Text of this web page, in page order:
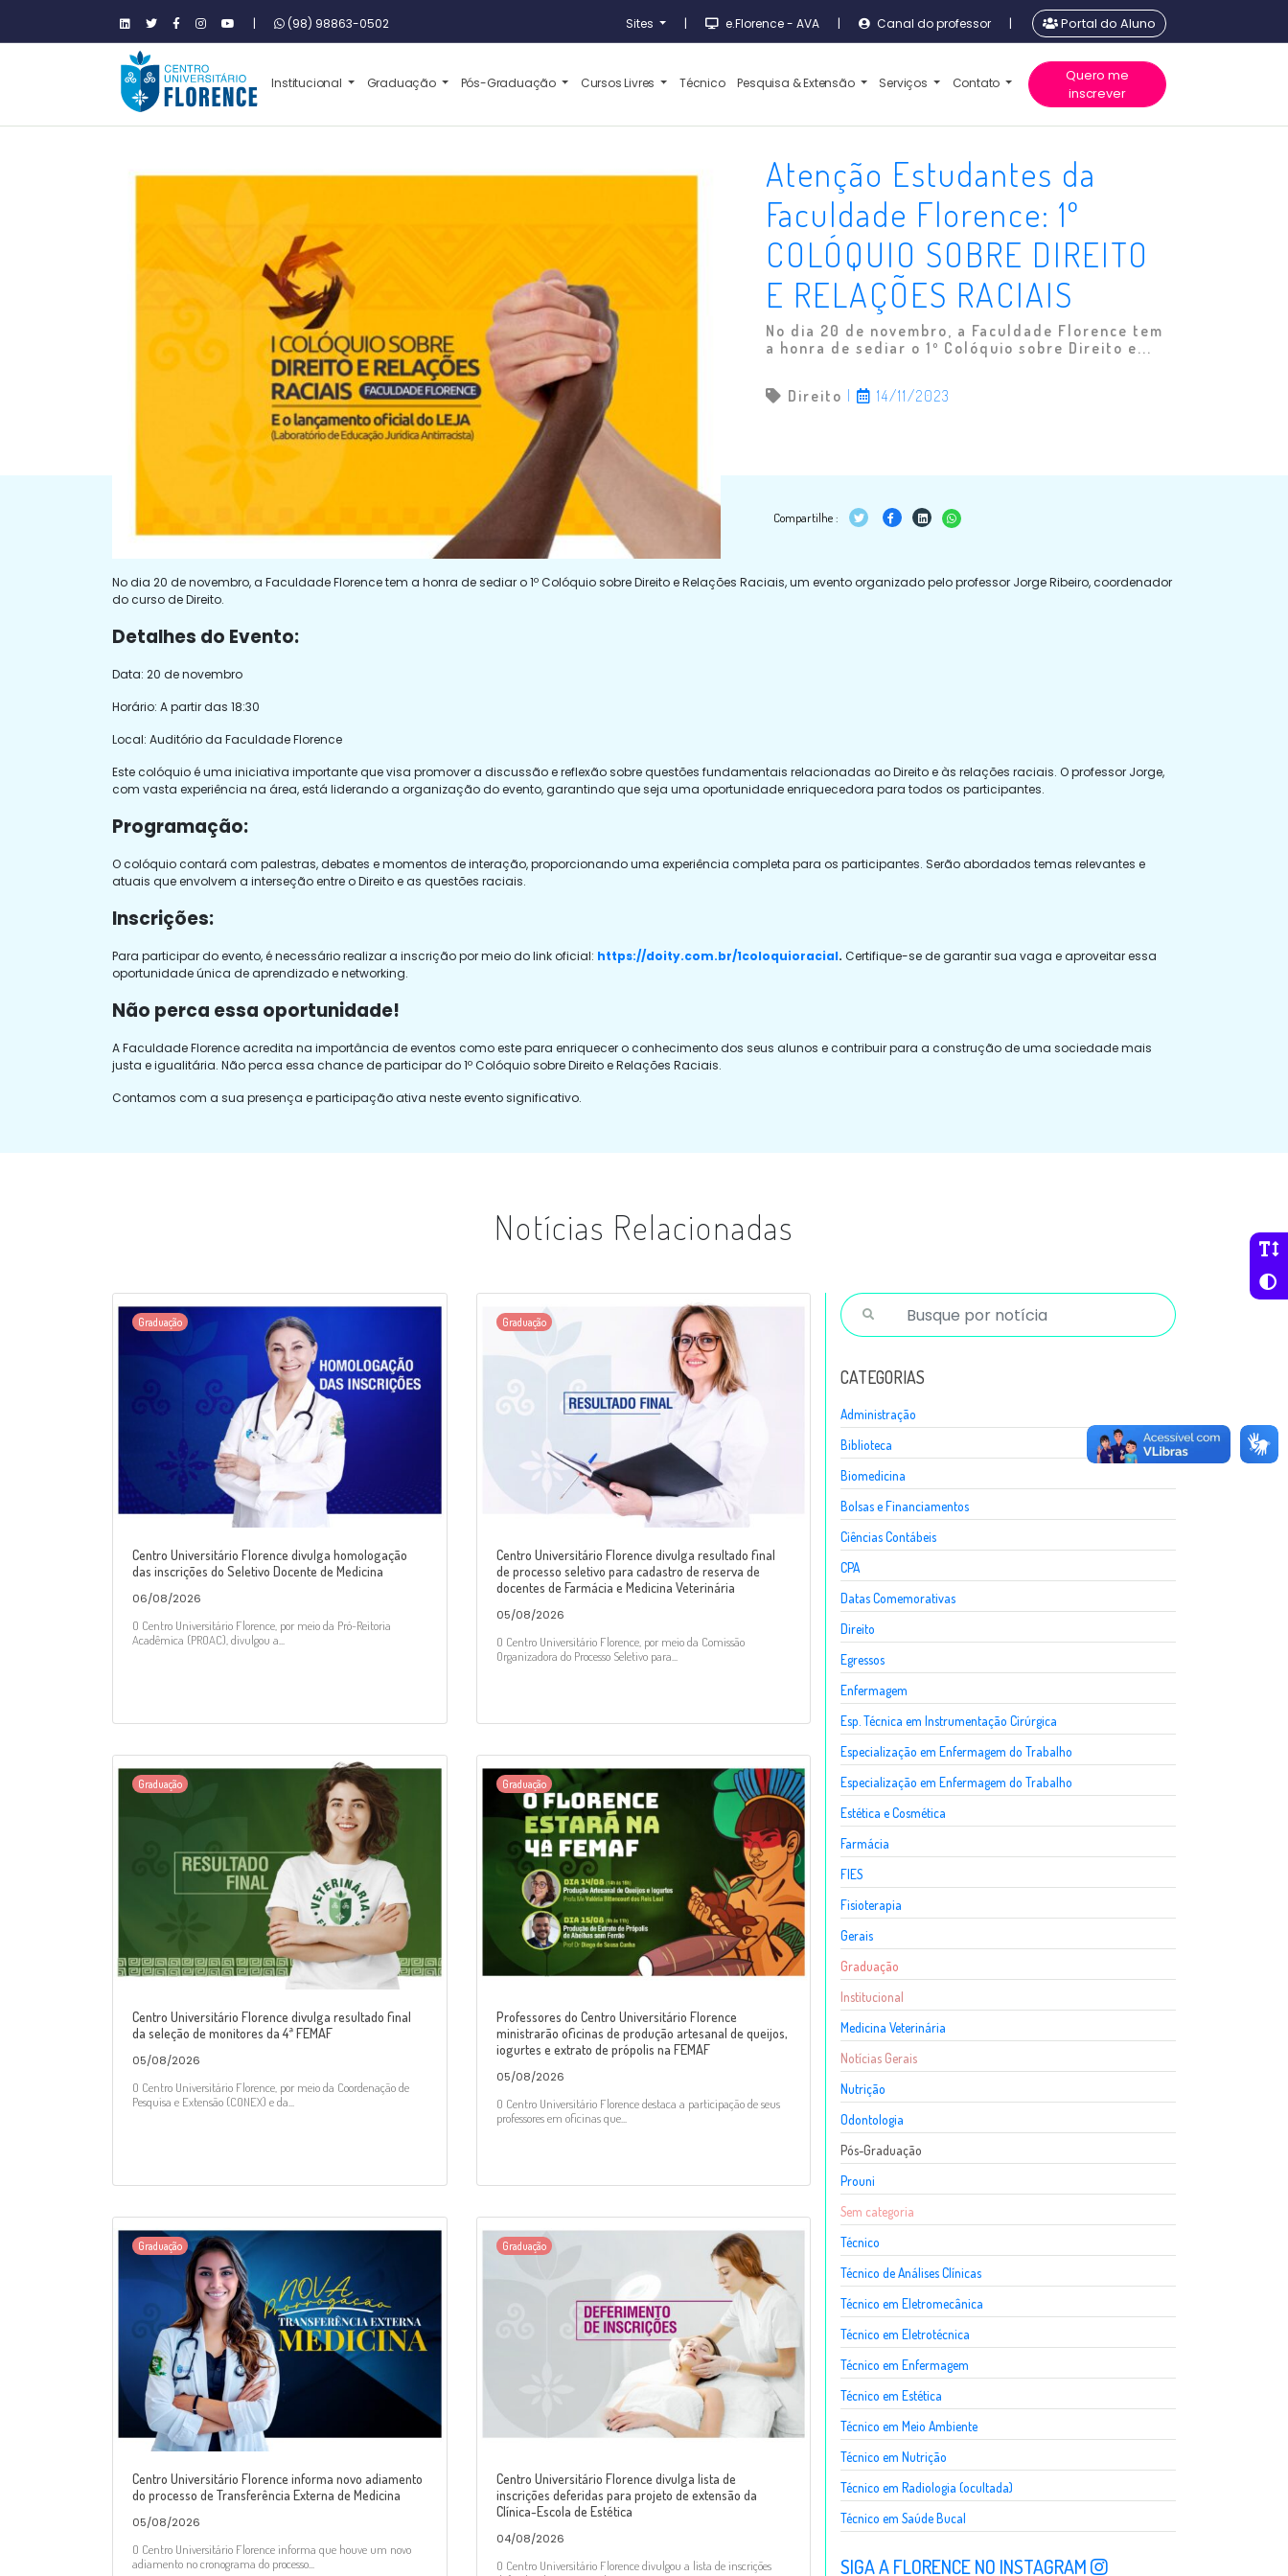
| (98) 98863-0502 Sites | e.Florence - AVA | Canal do professor | Portal do Aluno
Institucional Graduação Pós-Graduação Cursos Livres Técnico Pesquisa & Extensão Serviços Contato
Quero me
inscrever
Atenção Estudantes da
Faculdade Florence: 1º
COLÓQUIO SOBRE DIREITO
E RELAÇÕES RACIAIS
No dia 20 de novembro, a Faculdade Florence tem
a honra de sediar o 1º Colóquio sobre Direito e...
Direito 14/11/2023
Compartilhe :
No dia 20 de novembro, a Faculdade Florence tem a honra de sediar o 1º Colóquio sobre Direito e Relações Raciais, um evento organizado pelo professor Jorge Ribeiro, coordenador
do curso de Direito.
Detalhes do Evento:
Data: 20 de novembro
Horário: A partir das 18:30
Local: Auditório da Faculdade Florence
Este colóquio é uma iniciativa importante que visa promover a discussão e reflexão sobre questões fundamentais relacionadas ao Direito e às relações raciais. O professor Jorge,
com vasta experiência na área, está liderando a organização do evento, garantindo que seja uma oportunidade enriquecedora para todos os participantes.
Programação:
O colóquio contará com palestras, debates e momentos de interação, proporcionando uma experiência completa para os participantes. Serão abordados temas relevantes e
atuais que envolvem a interseção entre o Direito e as questões raciais.
Inscrições:
Para participar do evento, é necessário realizar a inscrição por meio do link oficial: https://doity.com.br/1coloquioracial. Certifique-se de garantir sua vaga e aproveitar essa
oportunidade única de aprendizado e networking.
Não perca essa oportunidade!
A Faculdade Florence acredita na importância de eventos como este para enriquecer o conhecimento dos seus alunos e contribuir para a construção de uma sociedade mais
justa e igualitária. Não perca essa chance de participar do 1º Colóquio sobre Direito e Relações Raciais.
Contamos com a sua presença e participação ativa neste evento significativo.
Notícias Relacionadas
Graduação
Centro Universitário Florence divulga homologação
das inscrições do Seletivo Docente de Medicina
06/08/2026
O Centro Universitário Florence, por meio da Pró-Reitoria
Acadêmica (PROAC), divulgou a...
Graduação
Centro Universitário Florence divulga resultado final
de processo seletivo para cadastro de reserva de
docentes de Farmácia e Medicina Veterinária
05/08/2026
O Centro Universitário Florence, por meio da Comissão
Organizadora do Processo Seletivo para...
Graduação
Centro Universitário Florence divulga resultado final
da seleção de monitores da 4ª FEMAF
05/08/2026
O Centro Universitário Florence, por meio da Coordenação de
Pesquisa e Extensão (CONEX) e da...
Graduação
Professores do Centro Universitário Florence
ministrarão oficinas de produção artesanal de queijos,
iogurtes e extrato de própolis na FEMAF
05/08/2026
O Centro Universitário Florence destaca a participação de seus
professores em oficinas que...
Graduação
Centro Universitário Florence informa novo adiamento
do processo de Transferência Externa de Medicina
05/08/2026
O Centro Universitário Florence informa que houve um novo
adiamento no cronograma do processo...
Graduação
Centro Universitário Florence divulga lista de
inscrições deferidas para projeto de extensão da
Clínica-Escola de Estética
04/08/2026
O Centro Universitário Florence divulgou a lista de inscrições
CATEGORIAS
Administração
Biblioteca
Biomedicina
Bolsas e Financiamentos
Ciências Contábeis
CPA
Datas Comemorativas
Direito
Egressos
Enfermagem
Esp. Técnica em Instrumentação Cirúrgica
Especialização em Enfermagem do Trabalho
Especialização em Enfermagem do Trabalho
Estética e Cosmética
Farmácia
FIES
Fisioterapia
Gerais
Graduação
Institucional
Medicina Veterinária
Notícias Gerais
Nutrição
Odontologia
Pós-Graduação
Prouni
Sem categoria
Técnico
Técnico de Análises Clínicas
Técnico em Eletromecânica
Técnico em Eletrotécnica
Técnico em Enfermagem
Técnico em Estética
Técnico em Meio Ambiente
Técnico em Nutrição
Técnico em Radiologia (ocultada)
Técnico em Saúde Bucal
SIGA A FLORENCE NO INSTAGRAM